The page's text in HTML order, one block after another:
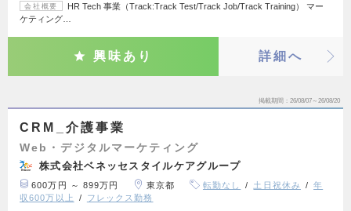
会社概要
HR Tech 事業（Track:Track Test/Track Job/Track Training） マー
ケティング…
興味あり 詳細へ
掲載期間 26/08/07～26/08/20
CRM_介護事業
Web・デジタルマーケティング
株式会社ベネッセスタイルケアグループ
600万円 ～ 899万円 東京都 転勤なし 土日祝休み
年
収600万以上
フレックス勤務